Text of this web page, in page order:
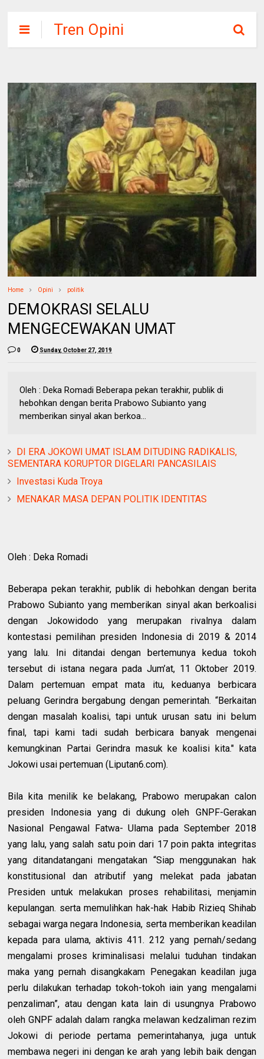
Tren Opini
Home Opini politik
DEMOKRASI SELALU
MENGECEWAKAN UMAT
0 Sunday, October 27, 2019
Oleh : Deka Romadi Beberapa pekan terakhir, publik di
hebohkan dengan berita Prabowo Subianto yang
memberikan sinyal akan berkoa...
DI ERA JOKOWI UMAT ISLAM DITUDING RADIKALIS,
SEMENTARA KORUPTOR DIGELARI PANCASILAIS
Investasi Kuda Troya
MENAKAR MASA DEPAN POLITIK IDENTITAS
Oleh : Deka Romadi
Beberapa pekan terakhir, publik di hebohkan dengan berita
Prabowo Subianto yang memberikan sinyal akan berkoalisi
dengan Jokowidodo yang merupakan rivalnya dalam
kontestasi pemilihan presiden Indonesia di 2019 & 2014
yang lalu. Ini ditandai dengan bertemunya kedua tokoh
tersebut di istana negara pada Jum’at, 11 Oktober 2019.
Dalam pertemuan empat mata itu, keduanya berbicara
peluang Gerindra bergabung dengan pemerintah. “Berkaitan
dengan masalah koalisi, tapi untuk urusan satu ini belum
final, tapi kami tadi sudah berbicara banyak mengenai
kemungkinan Partai Gerindra masuk ke koalisi kita." kata
Jokowi usai pertemuan (Liputan6.com).
Bila kita menilik ke belakang, Prabowo merupakan calon
presiden Indonesia yang di dukung oleh GNPF-Gerakan
Nasional Pengawal Fatwa- Ulama pada September 2018
yang lalu, yang salah satu poin dari 17 poin pakta integritas
yang ditandatangani mengatakan “Siap menggunakan hak
konstitusional dan atributif yang melekat pada jabatan
Presiden untuk melakukan proses rehabilitasi, menjamin
kepulangan. serta memulihkan hak-hak Habib Rizieq Shihab
sebagai warga negara Indonesia, serta memberikan keadilan
kepada para ulama, aktivis 411. 212 yang pernah/sedang
mengalami proses kriminalisasi melalui tuduhan tindakan
maka yang pernah disangkakam Penegakan keadilan juga
perlu dilakukan terhadap tokoh-tokoh iain yang mengalami
penzaliman”, atau dengan kata lain di usungnya Prabowo
oleh GNPF adalah dalam rangka melawan kedzaliman rezim
Jokowi di periode pertama pemerintahanya, juga untuk
membawa negeri ini dengan ke arah yang lebih baik dengan